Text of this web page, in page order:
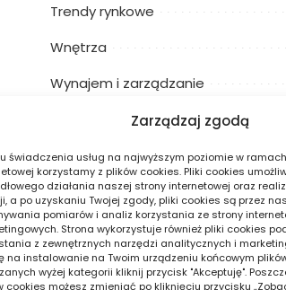
Zarządzaj zgodą
świadczenia usług na najwyższym poziomie w
korzystamy z plików cookies. Pliki cookies
działania naszej strony internetowej oraz
a po uzyskaniu Twojej zgody, pliki cookies są przez
pomiarów i analiz korzystania ze strony
Strona wykorzystuje również pliki cookies
z zewnętrznych narzędzi analitycznych i
na instalowanie na Twoim urządzeniu końcowym
wyżej kategorii kliknij przycisk "Akceptuję".
cookies możesz zmieniać po kliknięciu przycisku
Trendy rynkowe
Wnętrza
Wynajem i zarządzanie
Wyposażenie i sprzęt
Zrównoważone rozwiązania